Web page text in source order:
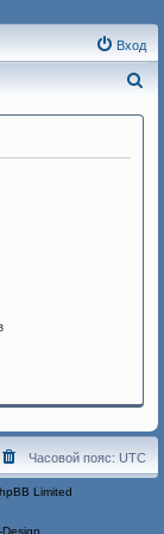
Вход
Часовой пояс: UTC
Limited